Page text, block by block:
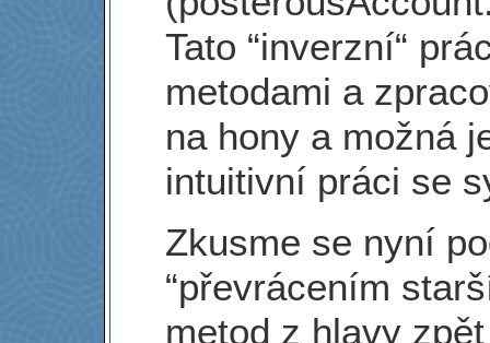
Tato “inverzní“
metodami a
na hony a možná
intuitivní práci se
Zkusme se nyní
“převrácením
metod z hlavy